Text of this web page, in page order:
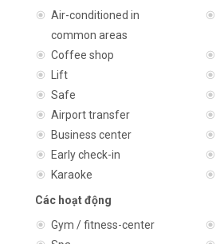
Air-conditioned in
common areas
Coffee shop
Lift
Safe
Airport transfer
Business center
Early check-in
Karaoke
Các hoạt động
Gym / fitness-center